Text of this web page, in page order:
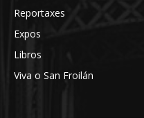
Reportaxes
Expos
Libros
Viva o San Froilán